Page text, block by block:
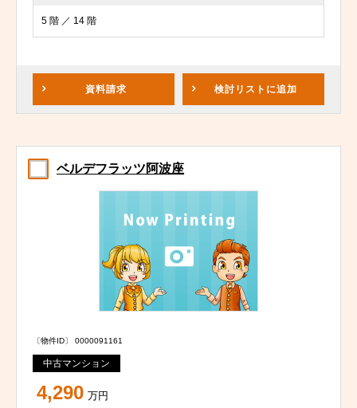
5 階 ／ 14 階
資料請求 検討リスト に追加
ベルデフラッツ阿波座
〔物件ID〕 0000091161
中古マンション
4,290 万円